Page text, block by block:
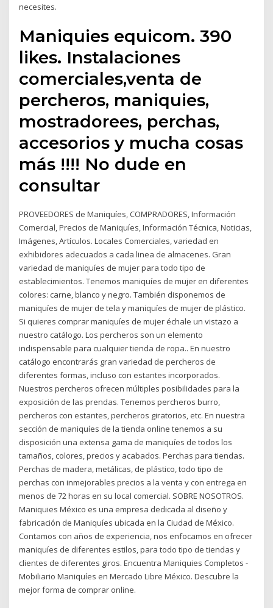
necesites.
Maniquies equicom. 390
likes. Instalaciones
comerciales,venta de
percheros, maniquies,
mostradorees, perchas,
accesorios y mucha cosas
más !!!! No dude en
consultar
PROVEEDORES de Maniquíes, COMPRADORES, Información
Comercial, Precios de Maniquíes, Información Técnica, Noticias,
Imágenes, Artículos. Locales Comerciales, variedad en
exhibidores adecuados a cada linea de almacenes. Gran
variedad de maniquíes de mujer para todo tipo de
establecimientos. Tenemos maniquíes de mujer en diferentes
colores: carne, blanco y negro. También disponemos de
maniquíes de mujer de tela y maniquíes de mujer de plástico.
Si quieres comprar maniquíes de mujer échale un vistazo a
nuestro catálogo. Los percheros son un elemento
indispensable para cualquier tienda de ropa.. En nuestro
catálogo encontrarás gran variedad de percheros de
diferentes formas, incluso con estantes incorporados.
Nuestros percheros ofrecen múltiples posibilidades para la
exposición de las prendas. Tenemos percheros burro,
percheros con estantes, percheros giratorios, etc. En nuestra
sección de maniquíes de la tienda online tenemos a su
disposición una extensa gama de maniquíes de todos los
tamaños, colores, precios y acabados. Perchas para tiendas.
Perchas de madera, metálicas, de plástico, todo tipo de
perchas con inmejorables precios a la venta y con entrega en
menos de 72 horas en su local comercial. SOBRE NOSOTROS.
Maniquies México es una empresa dedicada al diseño y
fabricación de Maniquíes ubicada en la Ciudad de México.
Contamos con años de experiencia, nos enfocamos en ofrecer
maniquíes de diferentes estilos, para todo tipo de tiendas y
clientes de diferentes giros. Encuentra Maniquies Completos -
Mobiliario Maniquíes en Mercado Libre México. Descubre la
mejor forma de comprar online.